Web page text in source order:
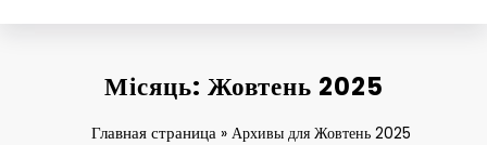
Місяць: Жовтень 2025
Главная страница» Архивы для Жовтень 2025